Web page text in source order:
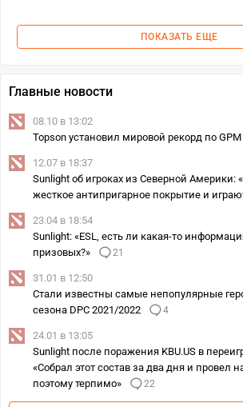
ПОКАЗАТЬ ЕЩЕ
Главные новости
08.10 в 13:02
Topson установил мировой рекорд по
12.07 в 18:37
Sunlight об игроках из Северной
жесткое антипригарное покрытие и
23.04 в 18:54
Sunlight: «ESL, есть ли какая-то
призовых?»
21
31.01 в 12:50
Стали известны самые непопулярные
сезона DPC 2021/2022
4
24.01 в 13:05
Sunlight после поражения KBU.US в
«Собрал этот состав за два дня и провел
поэтому терпимо»
22